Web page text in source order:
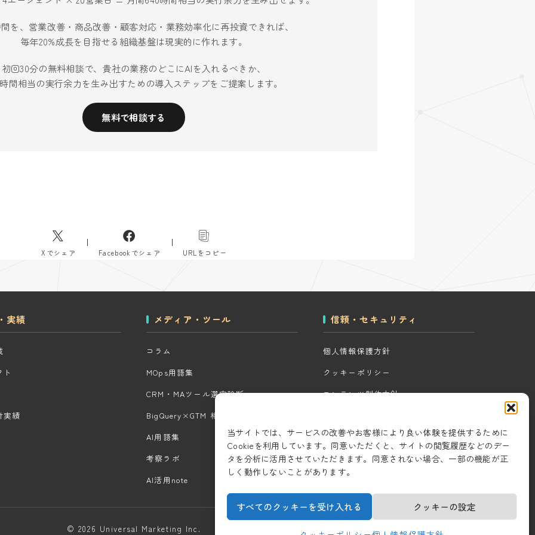
当サイトでは、サービスの改善やお客様により良い体験を提供するために
Cookieを利用しています。同意いただくと、サイトの閲覧履歴などのデー
タを分析に活用させていただきます。同意されない場合、一部の機能が正
しく動作しないことがあります。
すべてのクッキーを受け入れる クッキーの設定
を、営業改善・商品改善・顧客対応・業務効率化に再投資できれば、
毎年20%成長を目指せる組織基盤は現実的に作れます。
初回30分の無料相談で、貴社の業務のどこにAIを入れるべきか、
間相当の実行余力を生み出すための導入ステップをご提案します。
無料で相談する
Xでシェア Facebookでシェア URLをコピー
実績
実績
メディア・ツール
コラム
MOps用語集
CRM・MAツール選定診断
BigQuery×GTM 相場見積もりツール
AI用語集
考察ラボ
AI活用note
信頼・セキュリティ
個人情報保護方針
クッキーポリシー
コンテンツ制作方針
セキュリティ対策
情報セキュリティ基本方針
© 2026 Universal Marketing Inc.